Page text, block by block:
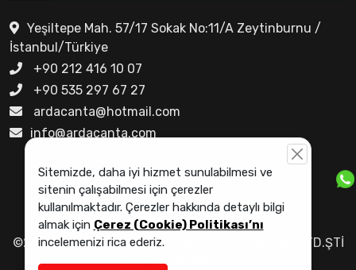
Yeşiltepe Mah. 57/17 Sokak No:11/A Zeytinburnu /
İstanbul/Türkiye
+90 212 416 10 07
+90 535 297 67 27
ardacanta@hotmail.com
info@ardacanta.com
Çerez Politikası
©2024 - ARDA ÇANTACILIK VE REKLAM SAN.TİC.LTD.ŞTİ
Tüm Hakları Saklıdır.
Sitemizde, daha iyi hizmet sunulabilmesi ve
sitenin çalışabilmesi için çerezler
kullanılmaktadır. Çerezler hakkında detaylı bilgi
almak için Çerez (Cookie) Politikası’nı
incelemenizi rica ederiz.